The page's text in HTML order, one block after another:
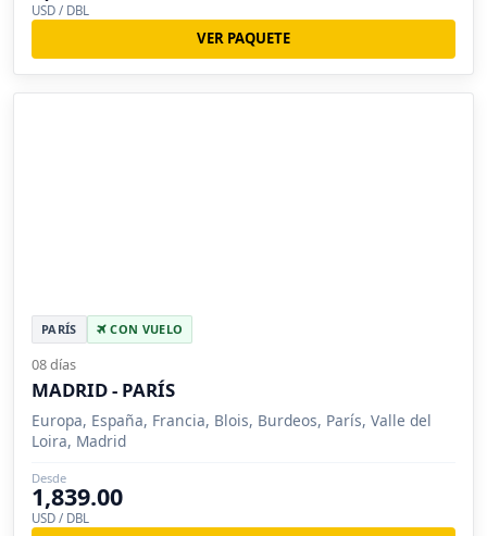
USD / DBL
VER PAQUETE
PARÍS CON VUELO
08 días
MADRID - PARÍS
Europa, España, Francia, Blois, Burdeos, París, Valle del
Loira, Madrid
Desde
1,839.00
USD / DBL